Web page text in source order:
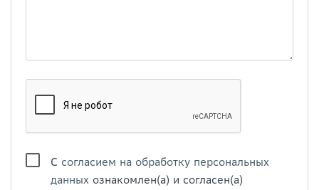
С согласием на обработку персональных
данных ознакомлен(а) и согласен(а)